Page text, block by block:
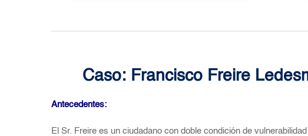
Caso: Francisco Freire
Antecedentes:
El Sr. Freire es un ciudadano con doble condición de